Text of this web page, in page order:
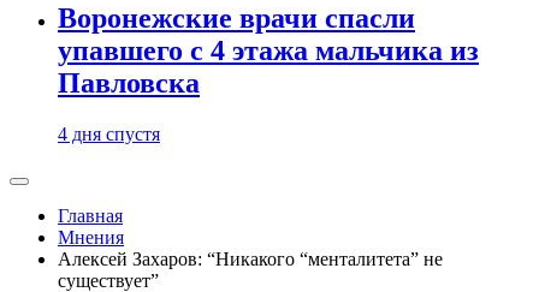
Воронежские врачи спасли
упавшего с 4 этажа мальчика из
Павловска
4 дня спустя
Главная
Мнения
Алексей Захаров: “Никакого “менталитета” не
существует”